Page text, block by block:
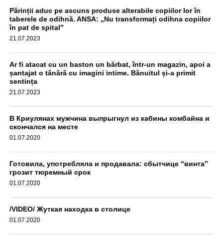
на алкоголь, результат оказался отрицательным,
передаёт unimedia.info. Все обстоятельства инцидента
выясняются.
Părinții aduc pe ascuns produse alterabile copiilor lor în
taberele de odihnă. ANSA: „Nu transformați odihna copiilor
în pat de spital”
21.07.2023
Ar fi atacat cu un baston un bărbat, într-un magazin, apoi a
șantajat o tânără cu imagini intime. Bănuitul și-a primit
sentința
21.07.2023
В Криулянах мужчина выпрыгнул из кабины комбайна и
скончался на месте
01.07.2020
Готовила, употребляла и продавала: сбытчице “винта”
грозит тюремный срок
01.07.2020
/VIDEO/ Жуткая находка в столице
01.07.2020